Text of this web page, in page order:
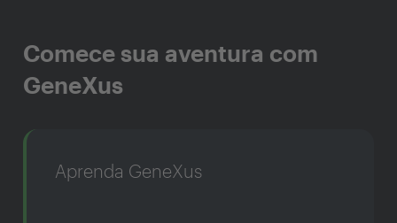
Comece sua aventura com
GeneXus
Aprenda GeneXus